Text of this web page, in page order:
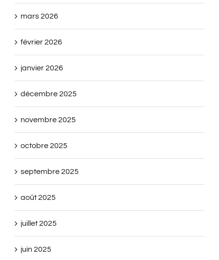
mars 2026
février 2026
janvier 2026
décembre 2025
novembre 2025
octobre 2025
septembre 2025
août 2025
juillet 2025
juin 2025